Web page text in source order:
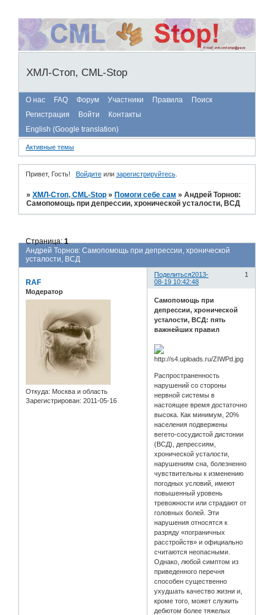
ХМЛ-Стоп, CML-Stop
О нас FAQ Форум Участники Правила
Поиск
Регистрация
Войти
Контакты
English (Google translation)
Активные темы
Привет, Гость! Войдитеили зарегистрируйтесь.
»ХМЛ-Стоп, CML-Stop » Помоги себе сам »Андрей Торнов:
Самопомощь при депрессии, хронической усталости, ВСД
Андрей Торнов: Самопомощь при депрессии, хронической
усталости, ВСД
Страница:1
Поделиться 1
2013-
08-19 10:42:48
RAF
Модератор
Откуда: Москва и область
Зарегистрирован: 2011-05-16
Самопомощь при
депрессии, хронической
усталости, ВСД: пять
важнейших правил
Распространенность
нарушений со стороны
нервной системы в
настоящее время достаточно
высока. Как минимум, 20%
населения подвержены
вегето-сосудистой дистонии
(ВСД), депрессиям,
хронической усталости,
нарушениям сна, болезненно
чувствительны к изменению
погодных условий, имеют
повышенный уровень
тревожности или страдают от
головных болей. Эти
нарушения относятся к
разряду «пограничных
расстройств» и официально
считаются неопасными.
Однако, любой симптом из
приведенного перечня
способен существенно
ухудшать качество жизни и,
кроме того, может служить
дебютом более тяжелых